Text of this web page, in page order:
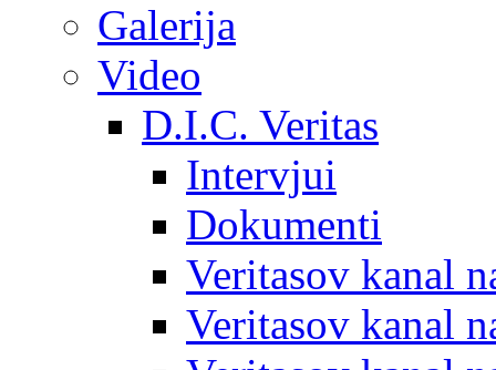
Galerija
Video
D.I.C. Veritas
Intervjui
Dokumenti
Veritasov kanal
Veritasov kanal